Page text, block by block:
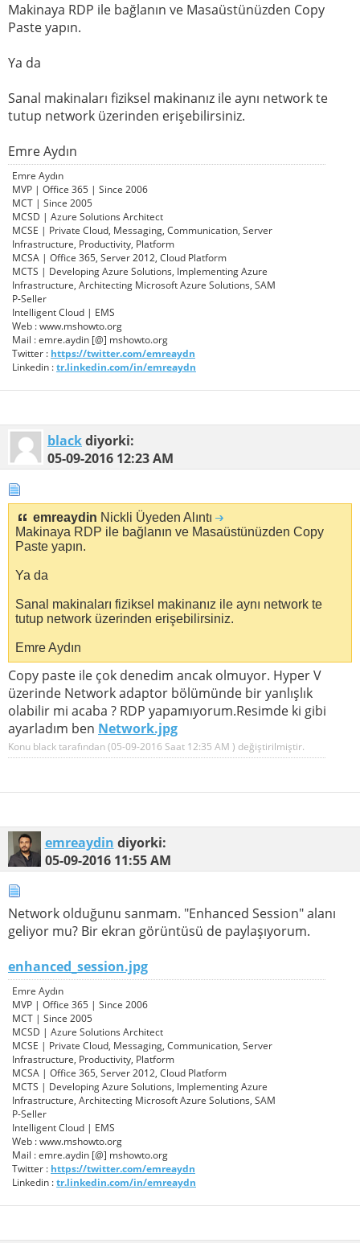
Makinaya RDP ile bağlanın ve Masaüstünüzden Copy
Paste yapın.
Ya da
Sanal makinaları fiziksel makinanız ile aynı network te
tutup network üzerinden erişebilirsiniz.
Emre Aydın
Emre Aydın
MVP | Office 365 | Since 2006
MCT | Since 2005
MCSD | Azure Solutions Architect
MCSE | Private Cloud, Messaging, Communication, Server
Infrastructure, Productivity, Platform
MCSA | Office 365, Server 2012, Cloud Platform
MCTS | Developing Azure Solutions, Implementing Azure
Infrastructure, Architecting Microsoft Azure Solutions, SAM
P-Seller
Intelligent Cloud | EMS
Web : www.mshowto.org
Mail : emre.aydin [@] mshowto.org
Twitter : https://twitter.com/emreaydn
Linkedin :tr.linkedin.com/in/emreaydn
blackdiyorki:
05-09-2016 12:23 AM
emreaydin Nickli Üyeden Alıntı
Makinaya RDP ile bağlanın ve Masaüstünüzden Copy
Paste yapın.
Ya da
Sanal makinaları fiziksel makinanız ile aynı network te
tutup network üzerinden erişebilirsiniz.
Emre Aydın
Copy paste ile çok denedim ancak olmuyor. Hyper V
üzerinde Network adaptor bölümünde bir yanlışlık
olabilir mi acaba ? RDP yapamıyorum.Resimde ki gibi
ayarladım ben Network.jpg
Konu black tarafından (05-09-2016 Saat 12:35 AM ) değiştirilmiştir.
emreaydin diyorki:
05-09-2016 11:55 AM
Network olduğunu sanmam. "Enhanced Session" alanı
geliyor mu? Bir ekran görüntüsü de paylaşıyorum.
enhanced_session.jpg
Emre Aydın
MVP | Office 365 | Since 2006
MCT | Since 2005
MCSD | Azure Solutions Architect
MCSE | Private Cloud, Messaging, Communication, Server
Infrastructure, Productivity, Platform
MCSA | Office 365, Server 2012, Cloud Platform
MCTS | Developing Azure Solutions, Implementing Azure
Infrastructure, Architecting Microsoft Azure Solutions, SAM
P-Seller
Intelligent Cloud | EMS
Web : www.mshowto.org
Mail : emre.aydin [@] mshowto.org
Twitter : https://twitter.com/emreaydn
Linkedin :tr.linkedin.com/in/emreaydn